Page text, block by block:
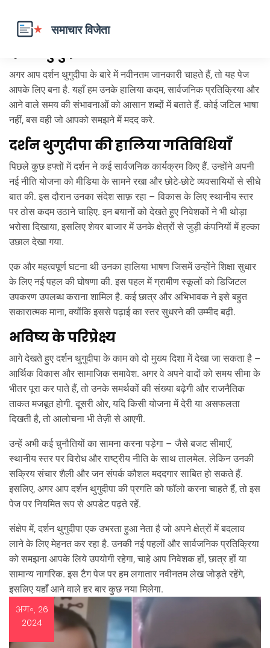
दर्शन थुगुदीपा – ताजा खबरें और विश्लेषण
अगर आप दर्शन थुगुदीपा के बारे में नवीनतम जानकारी चाहते हैं, तो यह पेज
आपके लिए बना है. यहाँ हम उनके हालिया कदम, सार्वजनिक प्रतिक्रिया और
आने वाले समय की संभावनाओं को आसान शब्दों में बताते हैं. कोई जटिल भाषा
नहीं, बस वही जो आपको समझने में मदद करे.
दर्शन थुगुदीपा की हालिया गतिविधियाँ
पिछले कुछ हफ्तों में दर्शन ने कई सार्वजनिक कार्यक्रम किए हैं. उन्होंने अपनी
नई नीति योजना को मीडिया के सामने रखा और छोटे‑छोटे व्यवसायियों से सीधे
बात की. इस दौरान उनका संदेश साफ़ रहा – विकास के लिए स्थानीय स्तर
पर ठोस कदम उठाने चाहिए. इन बयानों को देखते हुए निवेशकों ने भी थोड़ा
भरोसा दिखाया, इसलिए शेयर बाजार में उनके क्षेत्रों से जुड़ी कंपनियों में हल्का
उछाल देखा गया.
एक और महत्वपूर्ण घटना थी उनका हालिया भाषण जिसमें उन्होंने शिक्षा सुधार
के लिए नई पहल की घोषणा की. इस पहल में ग्रामीण स्कूलों को डिजिटल
उपकरण उपलब्ध कराना शामिल है. कई छात्र और अभिभावक ने इसे बहुत
सकारात्मक माना, क्योंकि इससे पढ़ाई का स्तर सुधरने की उम्मीद बढ़ी.
भविष्य के परिप्रेक्ष्य
आगे देखते हुए दर्शन थुगुदीपा के काम को दो मुख्य दिशा में देखा जा सकता है –
आर्थिक विकास और सामाजिक समावेश. अगर वे अपने वादों को समय सीमा के
भीतर पूरा कर पाते हैं, तो उनके समर्थकों की संख्या बढ़ेगी और राजनैतिक
ताकत मजबूत होगी. दूसरी ओर, यदि किसी योजना में देरी या असफलता
दिखती है, तो आलोचना भी तेज़ी से आएगी.
उन्हें अभी कई चुनौतियों का सामना करना पड़ेगा – जैसे बजट सीमाएँ,
स्थानीय स्तर पर विरोध और राष्ट्रीय नीति के साथ तालमेल. लेकिन उनकी
सक्रिय संचार शैली और जन संपर्क कौशल मददगार साबित हो सकते हैं.
इसलिए, अगर आप दर्शन थुगुदीपा की प्रगति को फॉलो करना चाहते हैं, तो इस
पेज पर नियमित रूप से अपडेट पढ़ते रहें.
संक्षेप में, दर्शन थुगुदीपा एक उभरता हुआ नेता है जो अपने क्षेत्रों में बदलाव
लाने के लिए मेहनत कर रहा है. उनकी नई पहलों और सार्वजनिक प्रतिक्रिया
को समझना आपके लिये उपयोगी रहेगा, चाहे आप निवेशक हों, छात्र हों या
सामान्य नागरिक. इस टैग पेज पर हम लगातार नवीनतम लेख जोड़ते रहेंगे,
इसलिए यहाँ आने वाले हर बार कुछ नया मिलेगा.
अग॰, 26
2024